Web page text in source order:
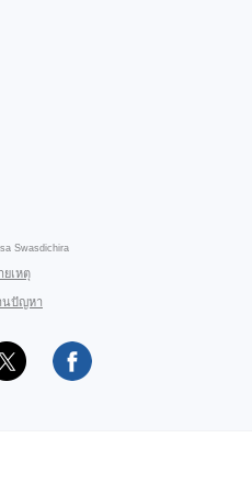
Swasdichira
ยเหตุ
นปัญหา